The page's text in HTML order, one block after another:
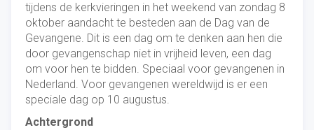
tijdens de kerkvieringen in het weekend van zondag 8
oktober aandacht te besteden aan de Dag van de
Gevangene. Dit is een dag om te denken aan hen die
door gevangenschap niet in vrijheid leven, een dag
om voor hen te bidden. Speciaal voor gevangenen in
Nederland. Voor gevangenen wereldwijd is er een
speciale dag op 10 augustus.
Achtergrond